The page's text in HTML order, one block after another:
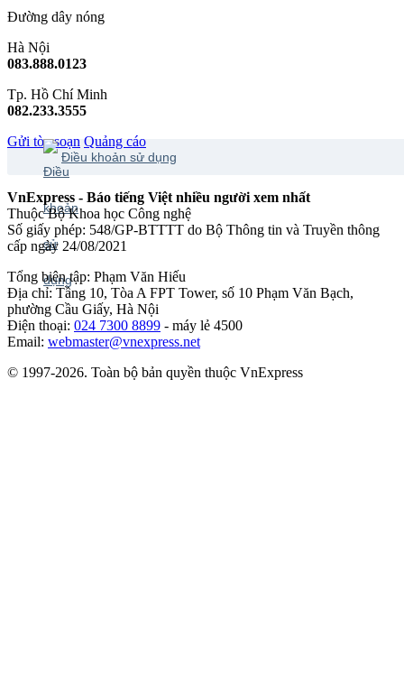
Đường dây nóng
Hà Nội
083.888.0123
Tp. Hồ Chí Minh
082.233.3555
Gửi tòa soạn Quảng cáo
Điều khoản sử dụng
VnExpress - Báo tiếng Việt nhiều người xem nhất
Thuộc Bộ Khoa học Công nghệ
Số giấy phép: 548/GP-BTTTT do Bộ Thông tin và Truyền thông
cấp ngày 24/08/2021
Tổng biên tập: Phạm Văn Hiếu
Địa chỉ: Tầng 10, Tòa A FPT Tower, số 10 Phạm Văn Bạch,
phường Cầu Giấy, Hà Nội
Điện thoại: 024 7300 8899 - máy lẻ 4500
Email: webmaster@vnexpress.net
© 1997-2026. Toàn bộ bản quyền thuộc VnExpress